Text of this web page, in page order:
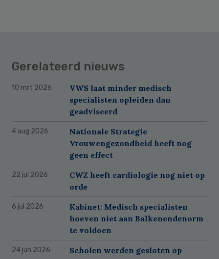
Gerelateerd nieuws
10 mrt 2026
VWS laat minder medisch
specialisten opleiden dan
geadviseerd
4 aug 2026
Nationale Strategie
Vrouwengezondheid heeft nog
geen effect
22 jul 2026
CWZ heeft cardiologie nog niet op
orde
6 jul 2026
Kabinet: Medisch specialisten
hoeven niet aan Balkenendenorm
te voldoen
24 jun 2026
Scholen werden gesloten op